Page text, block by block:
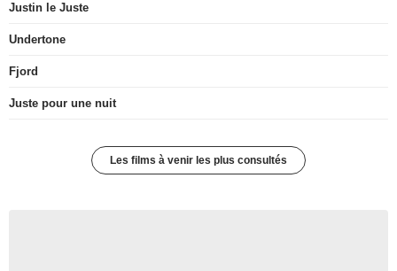
Justin le Juste
Undertone
Fjord
Juste pour une nuit
Les films à venir les plus consultés